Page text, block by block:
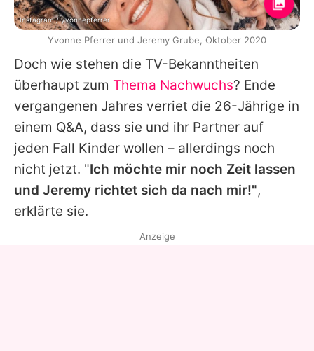
Doch wie stehen die TV-Bekanntheiten
überhaupt zum Thema Nachwuchs? Ende
vergangenen Jahres verriet die 26-Jährige in
einem Q&A, dass sie und ihr Partner auf
jeden Fall Kinder wollen – allerdings noch
nicht jetzt. "Ich möchte mir noch Zeit lassen
und Jeremy richtet sich da nach mir!",
erklärte sie.
Instagram / yvonnepferrer
Yvonne Pferrer und Jeremy Grube, Oktober 2020
Anzeige